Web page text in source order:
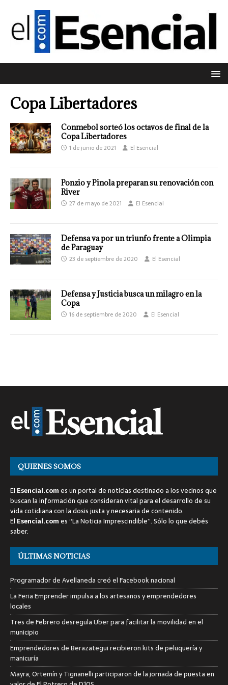
Copa Libertadores
Conmebol sorteó los octavos de final de la
Copa Libertadores
1 de junio de 2021 El Esencial
Ponzio y Pinola preparan su renovación con
River
27 de mayo de 2021 El Esencial
Defensa va por un triunfo frente a Olimpia
de Paraguay
23 de septiembre de 2020 El Esencial
Defensa y Justicia busca un milagro en la
Copa
16 de septiembre de 2020 El Esencial
QUIENES SOMOS
El Esencial.comes un portal de noticias destinado a los vecinos que
buscan la información que consideran vital para el desarrollo de su
vida cotidiana con la dosis justa y necesaria de contenido.
El Esencial.comes “La Noticia Imprescindible”. Sólo lo que debés
saber.
ÚLTIMAS NOTICIAS
Programador de Avellaneda creó el Facebook nacional
La Feria Emprender impulsa a los artesanos y emprendedores
locales
Tres de Febrero desregula Uber para facilitar la movilidad en el
municipio
Emprendedores de Berazategui recibieron kits de peluquería y
manicuría
Mayra, Ortemín y Tignanelli participaron de la jornada de puesta en